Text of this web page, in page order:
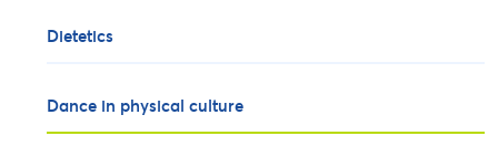
Dietetics
Dance in physical culture